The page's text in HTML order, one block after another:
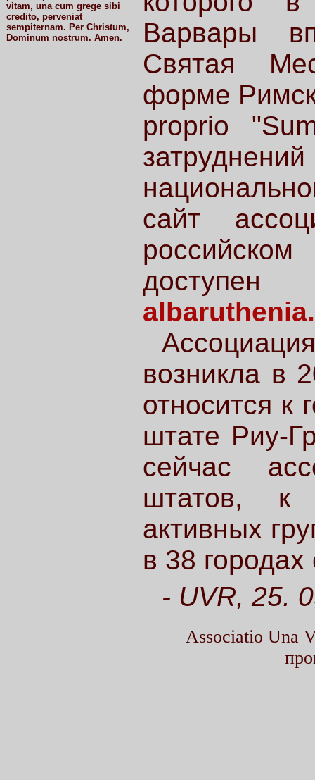
vitam, una cum grege sibi
credito, perveniat
sempiternam. Per Christum,
Dominum nostrum. Amen.
Варвары
Святая
форме
proprio
сайт
возникла в
относится к
штате Риу-
сейчас
штатов, к
активных
в 38
- UVR, 25.
Associatio Una